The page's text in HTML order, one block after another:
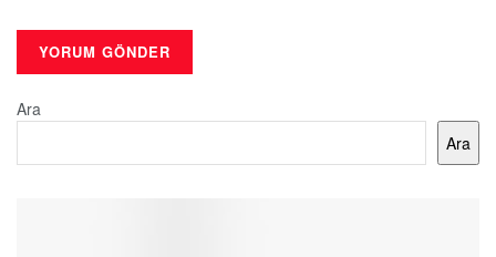
Ara
Ara